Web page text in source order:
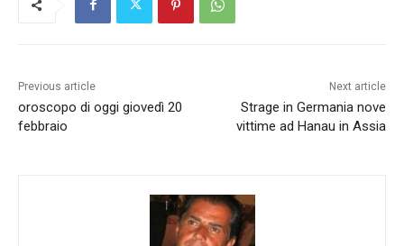
Previous article
oroscopo di oggi giovedì 20
febbraio
Next article
Strage in Germania nove
vittime ad Hanau in Assia